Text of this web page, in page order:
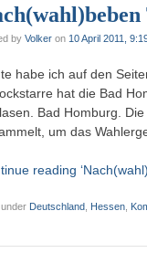
by Volker on 10 April 2011,
habe ich auf den
hat die Bad
Bad Homburg.
um das
reading
Deutschland Hessen